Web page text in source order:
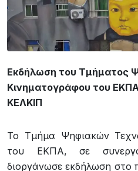
Εκδήλωση του Τμήματος
Κινηματογράφου του
ΚΕΛΚΙΠ
Το Τμήμα Ψηφιακών
του ΕΚΠΑ, σε
διοργάνωσε εκδήλωση στο